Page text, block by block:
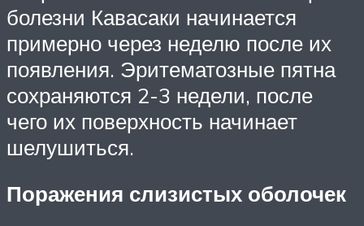
болезни Кавасаки начинается
примерно через неделю после их
появления. Эритематозные пятна
сохраняются 2-3 недели, после
чего их поверхность начинает
шелушиться.
Поражения слизистых оболочек